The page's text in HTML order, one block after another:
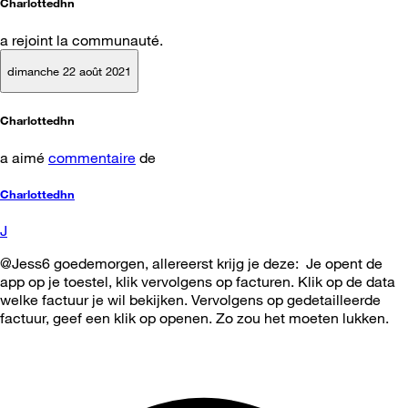
Charlottedhn
a rejoint la communauté.
dimanche 22 août 2021
Charlottedhn
a aimé commentaire de
Charlottedhn
J
@Jess6 goedemorgen, allereerst krijg je deze: Je opent de
app op je toestel, klik vervolgens op facturen. Klik op de data
welke factuur je wil bekijken. Vervolgens op gedetailleerde
factuur, geef een klik op openen. Zo zou het moeten lukken.